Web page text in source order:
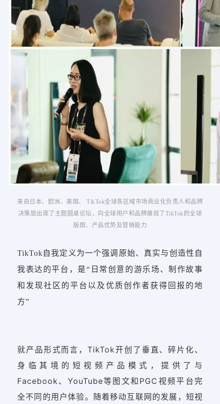
来自日本、欧洲、美国、 TikTok全球各区域市场商业化负责人和品牌
决策层出席了主题圆桌论坛，向全球用户和品牌展现了TikTok的全球
版图、产品优势及营销能力
TikTok自我定义为一个强调原始、真实与创造性自
我表达的平台，是“日常创意的游乐场、制作故事
和发现社区的平台以及优质创作者获得回报的地
方”
就产品形式而言，TikTok开创了垂直、碎片化、
身临其境的短视频产品模式，提供了与
Facebook、YouTube等图文和PGC视频平台完
全不同的用户体验。随着移动互联网的发展，短视